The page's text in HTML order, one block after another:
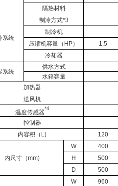
隔热材料
系统
制冷方式*3
制冷机
压缩机容量（HP）
1.5
冷却器
系统
供水方式
水箱容量
加热器
送风机
温度传感器
*4
控制器
内容积（L)
120
内尺寸（mm)
W 400
H
500
D
500
W 960